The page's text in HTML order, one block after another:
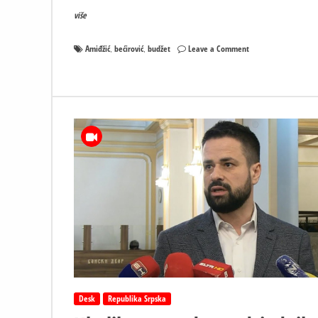
više
Amiđžić, bećirović, budžet Leave a Commenton
Bećirovićev
broj
–
Njega
pitajte
zašto
nema
BUDŽETA
BIH!
Desk Republika Srpska